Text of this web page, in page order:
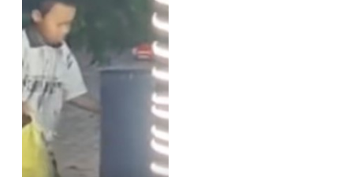
13岁男孩尿毒症
晚期 父母早早去